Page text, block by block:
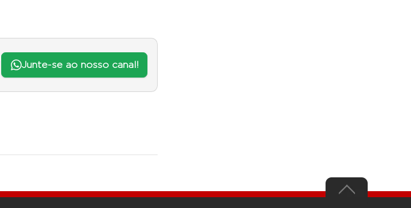
Junte-se ao nosso canal!